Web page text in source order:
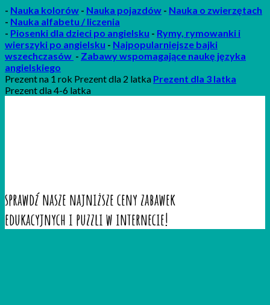
- Nauka kolorów - Nauka pojazdów - Nauka o zwierzętach
- Nauka alfabetu / liczenia
- Piosenki dla dzieci po angielsku - Rymy, rymowanki i
wierszyki po angielsku - Najpopularniejsze bajki
wszechczasów - Zabawy wspomagające naukę języka
angielskiego
Prezent na 1 rok Prezent dla 2 latka Prezent dla 3 latka
Prezent dla 4-6 latka
sprawdź nasze najniższe ceny zabawek
edukacyjnych i puzzli w internecie!